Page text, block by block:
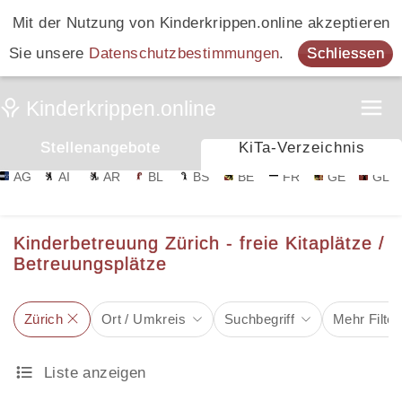
Mit der Nutzung von Kinderkrippen.online akzeptieren
Sie unsere Datenschutzbestimmungen. Schliessen
Stellenangebote KiTa-Verzeichnis
AG AI AR BL BS BE FR GE GL
Kinderbetreuung Zürich - freie Kitaplätze /
Betreuungsplätze
Zürich Ort / Umkreis Suchbegriff Mehr Filter
Liste anzeigen